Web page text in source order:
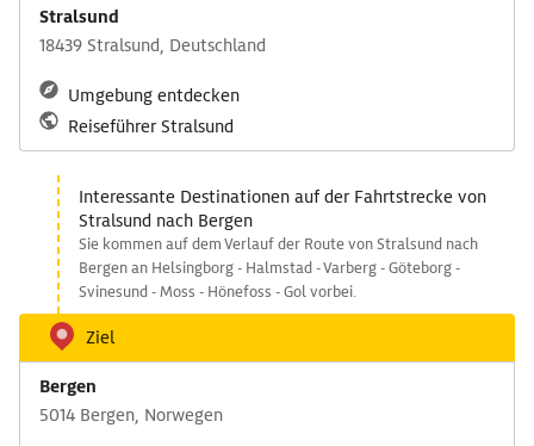
Stralsund
18439 Stralsund, Deutschland
Umgebung entdecken
Reiseführer Stralsund
Interessante Destinationen auf der Fahrtstrecke von
Stralsund nach Bergen
Sie kommen auf dem Verlauf der Route von Stralsund nach
Bergen an Helsingborg - Halmstad - Varberg - Göteborg -
Svinesund - Moss - Hönefoss - Gol vorbei.
Ziel
Bergen
5014 Bergen, Norwegen